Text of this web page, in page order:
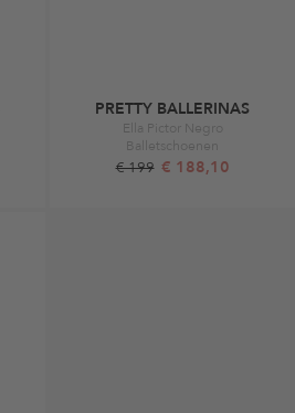
PRETTY BALLERINAS
Ella Pictor Negro
Balletschoenen
€ 199 € 188,10